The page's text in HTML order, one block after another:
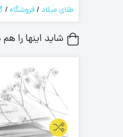
طلای میلاد /فروشگاه/
شاید اینها را